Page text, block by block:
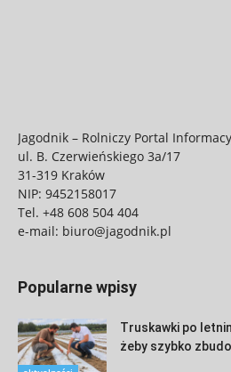
Jagodnik – Rolniczy Portal
ul. B. Czerwieńskiego 3a/17
31-319 Kraków
NIP: 9452158017
Tel. +48 608 504 404
e-mail: biuro@jagodnik.pl
Popularne wpisy
Truskawki po
żeby szybko